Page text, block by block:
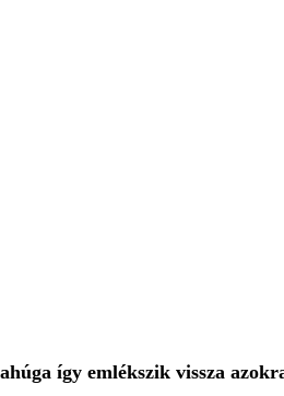
így emlékszik vissza